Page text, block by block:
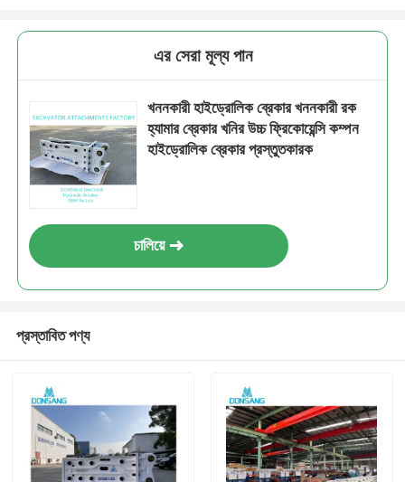
এর সেরা মূল্য পান
খননকারী হাইড্রোলিক ব্রেকার খননকারী রক
হ্যামার ব্রেকার খনির উচ্চ ফ্রিকোয়েন্সি কম্পন
হাইড্রোলিক ব্রেকার প্রস্তুতকারক
চালিয়ে
প্রস্তাবিত পণ্য